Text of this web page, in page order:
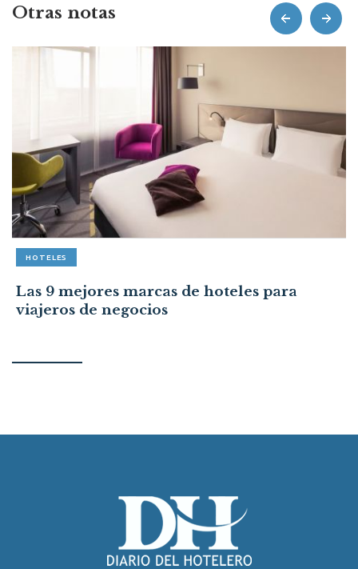
Otras notas
HOTELES
Las 9 mejores marcas de hoteles para
viajeros de negocios
prev next